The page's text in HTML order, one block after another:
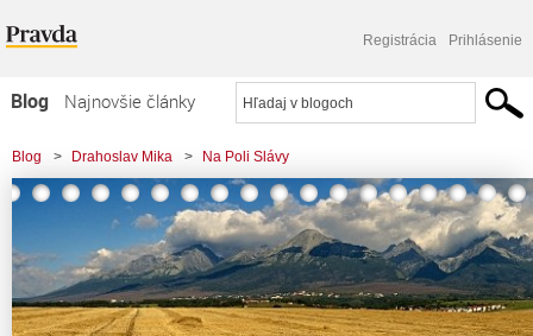
Registrácia Prihlásenie
Blog
Najnovšie články
Najčítanejšie články
Najkomentovanejšie články
Zoznam blogov
Komerčné blogy
Blog > Drahoslav Mika > Na Poli Slávy